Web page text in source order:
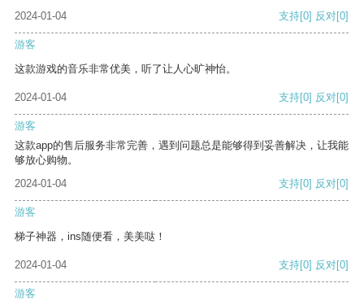
2024-01-04
支持[0] 反对[0]
游客
这款游戏的音乐非常优美，听了让人心旷神怡。
2024-01-04 支持[0] 反对[0]
游客
这款app的售后服务非常完善，遇到问题总是能够得到妥善解决，让我能
够放心购物。
2024-01-04
支持[0] 反对[0]
游客
梯子神器，ins随便看，美美哒！
2024-01-04 支持[0] 反对[0]
游客